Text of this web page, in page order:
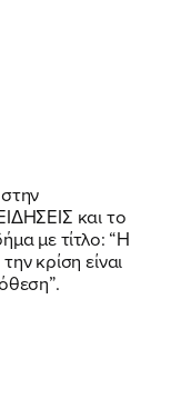
και το
με τίτλο: “Η
κρίση είναι